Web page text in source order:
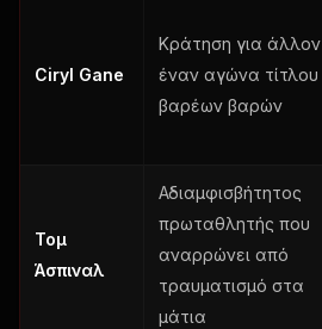
Ciryl Gane
Κράτηση για άλλον
έναν αγώνα τίτλου
βαρέων βαρών
Τομ
Άσπιναλ
Αδιαμφισβήτητος
πρωταθλητής που
αναρρώνει από
τραυματισμό στα
μάτια